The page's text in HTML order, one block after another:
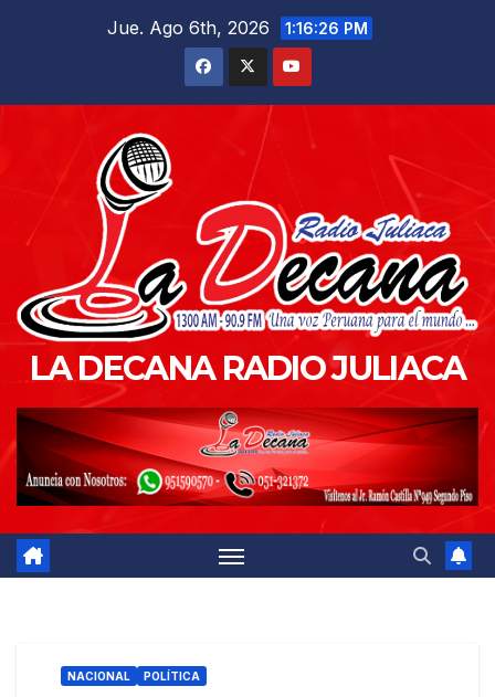
Jue. Ago 6th, 2026 1:16:27 PM
LA DECANA RADIO JULIACA
NACIONAL POLÍTICA